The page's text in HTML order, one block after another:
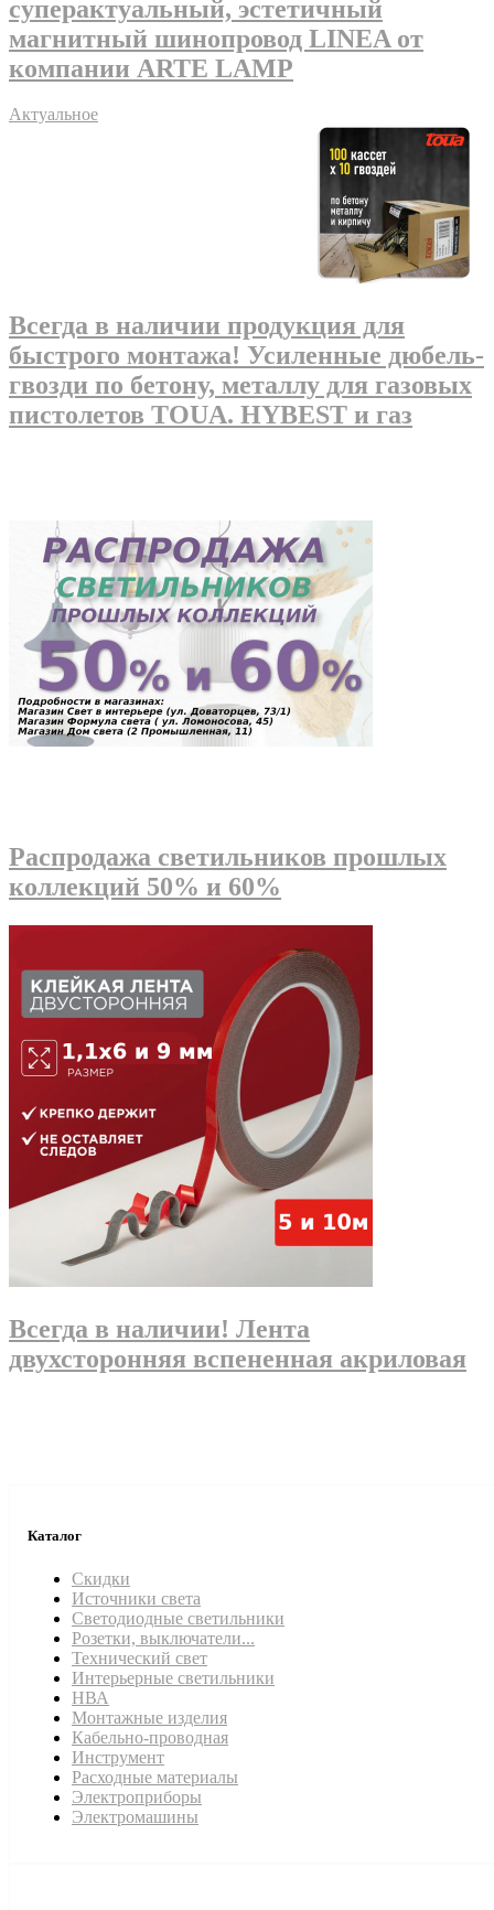
суперактуальный, эстетичный
магнитный шинопровод LINEA от
компании ARTE LAMP
Актуальное
Всегда в наличии продукция для
быстрого монтажа! Усиленные дюбель-
гвозди по бетону, металлу для газовых
пистолетов TOUA. HYBEST и газ
Распродажа светильников прошлых
коллекций 50% и 60%
Всегда в наличии! Лента
двухсторонняя вспененная акриловая
Каталог
Скидки
Источники света
Светодиодные светильники
Розетки, выключатели...
Технический свет
Интерьерные светильники
НВА
Монтажные изделия
Кабельно-проводная
Инструмент
Расходные материалы
Электроприборы
Электромашины